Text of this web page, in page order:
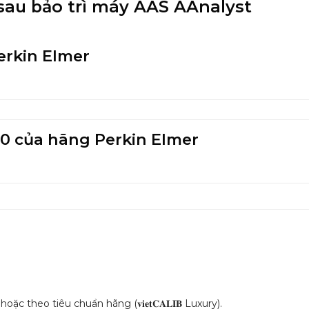
bảo trì máy AAS AAnalyst
Elmer
của hãng Perkin Elmer
theo tiêu chuẩn hãng (𝐯𝐢𝐞𝐭𝐂𝐀𝐋𝐈𝐁 Luxury).